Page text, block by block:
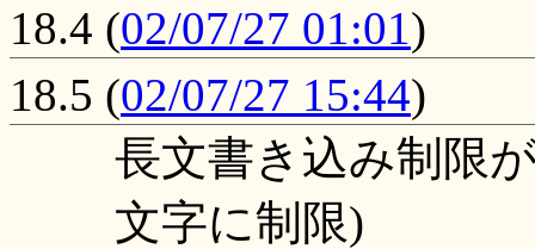
18.4 (02/07/27 01:01)
18.5 (02/07/27 15:44)
長文書き込み制限
文字に制限)